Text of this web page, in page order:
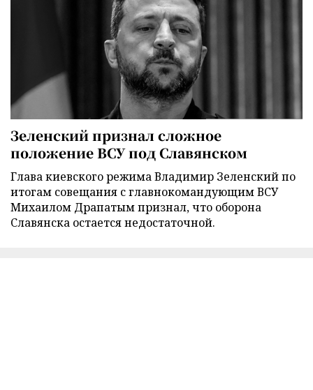
Зеленский признал сложное
положение ВСУ под Славянском
Глава киевского режима Владимир Зеленский по
итогам совещания с главнокомандующим ВСУ
Михаилом Драпатым признал, что оборона
Славянска остается недостаточной.